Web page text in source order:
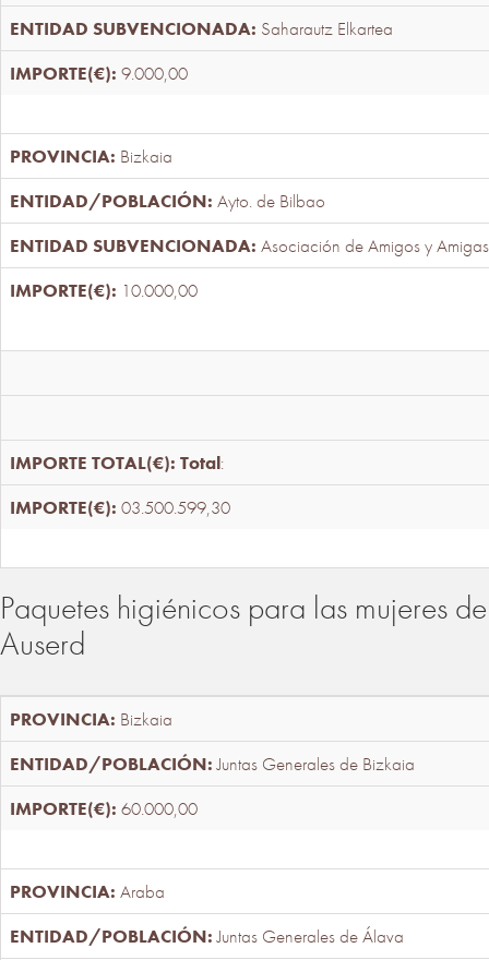
Saharautz Elkartea
9.000,00
Bizkaia
Ayto. de Bilbao
Asociación de Amigos y
10.000,00
Total:
03.500.599,30
Paquetes higiénicos para las mujeres
Auserd
Bizkaia
Juntas Generales de Bizkaia
60.000,00
Araba
Juntas Generales de Álava